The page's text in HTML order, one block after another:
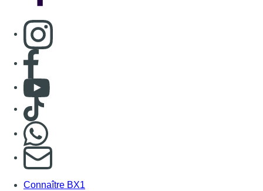
Consulter page Instagram
Consulter page Facebook
Consulter Youtube
Consulter TikTok
S'abonner à notre newsletter
Connaître BX1